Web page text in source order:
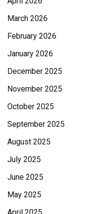
March 2026
February 2026
January 2026
December 2025
November 2025
October 2025
September 2025
August 2025
July 2025
June 2025
May 2025